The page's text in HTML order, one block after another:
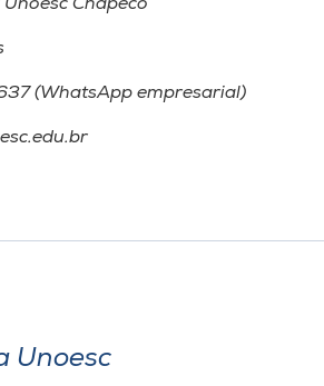
Chapecó
(WhatsApp empresarial)
Unoesc